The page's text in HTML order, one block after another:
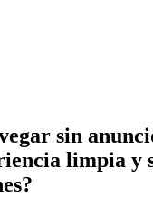
sin
limpia y